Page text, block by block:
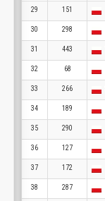
29 151
30 298
31 443
32 68
33 266
34 189
35 290
36 127
37 172
38 287